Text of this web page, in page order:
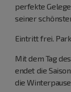
perfekte
seiner
Eintritt frei.
Mit dem Tag
endet die
die